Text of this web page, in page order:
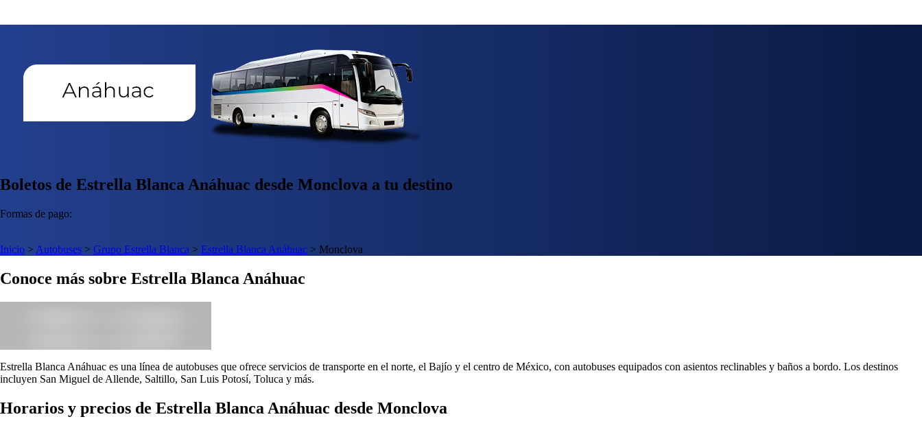
Boletos de Estrella Blanca Anáhuac desde Monclova a tu destino
Formas de pago:
Inicio > Autobuses > Grupo Estrella Blanca > Estrella Blanca Anáhuac > Monclova
Conoce más sobre Estrella Blanca Anáhuac
Estrella Blanca Anáhuac es una línea de autobuses que ofrece servicios de transporte en el norte, el Bajío y el centro de México, con autobuses equipados con asientos reclinables y baños a bordo. Los destinos
incluyen San Miguel de Allende, Saltillo, San Luis Potosí, Toluca y más.
Horarios y precios de Estrella Blanca Anáhuac desde Monclova